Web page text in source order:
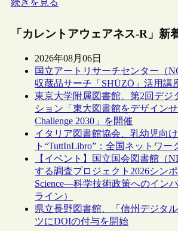
「カレントアウェアネス-R」新
2026年08月06日
国立アートリサーチセンター（
収蔵品サーチ「SHŪZŌ」活用講
東京大学附属図書館、第2回デジ
ション「東大図書館をデザイン
Challenge 2030」を開催
イタリア図書館協会、乳幼児向
ト“TuttInLibro”：全国ネットワー
【イベント】国立国会図書館（
する調査プロジェクト2026シン
Science―科学技術政策へのイン
ライン）
県立長野図書館、「信州デジタ
ツにDOIの付与を開始